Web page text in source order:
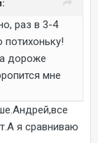
раз в 3-4
дороже
мне
я сравниваю